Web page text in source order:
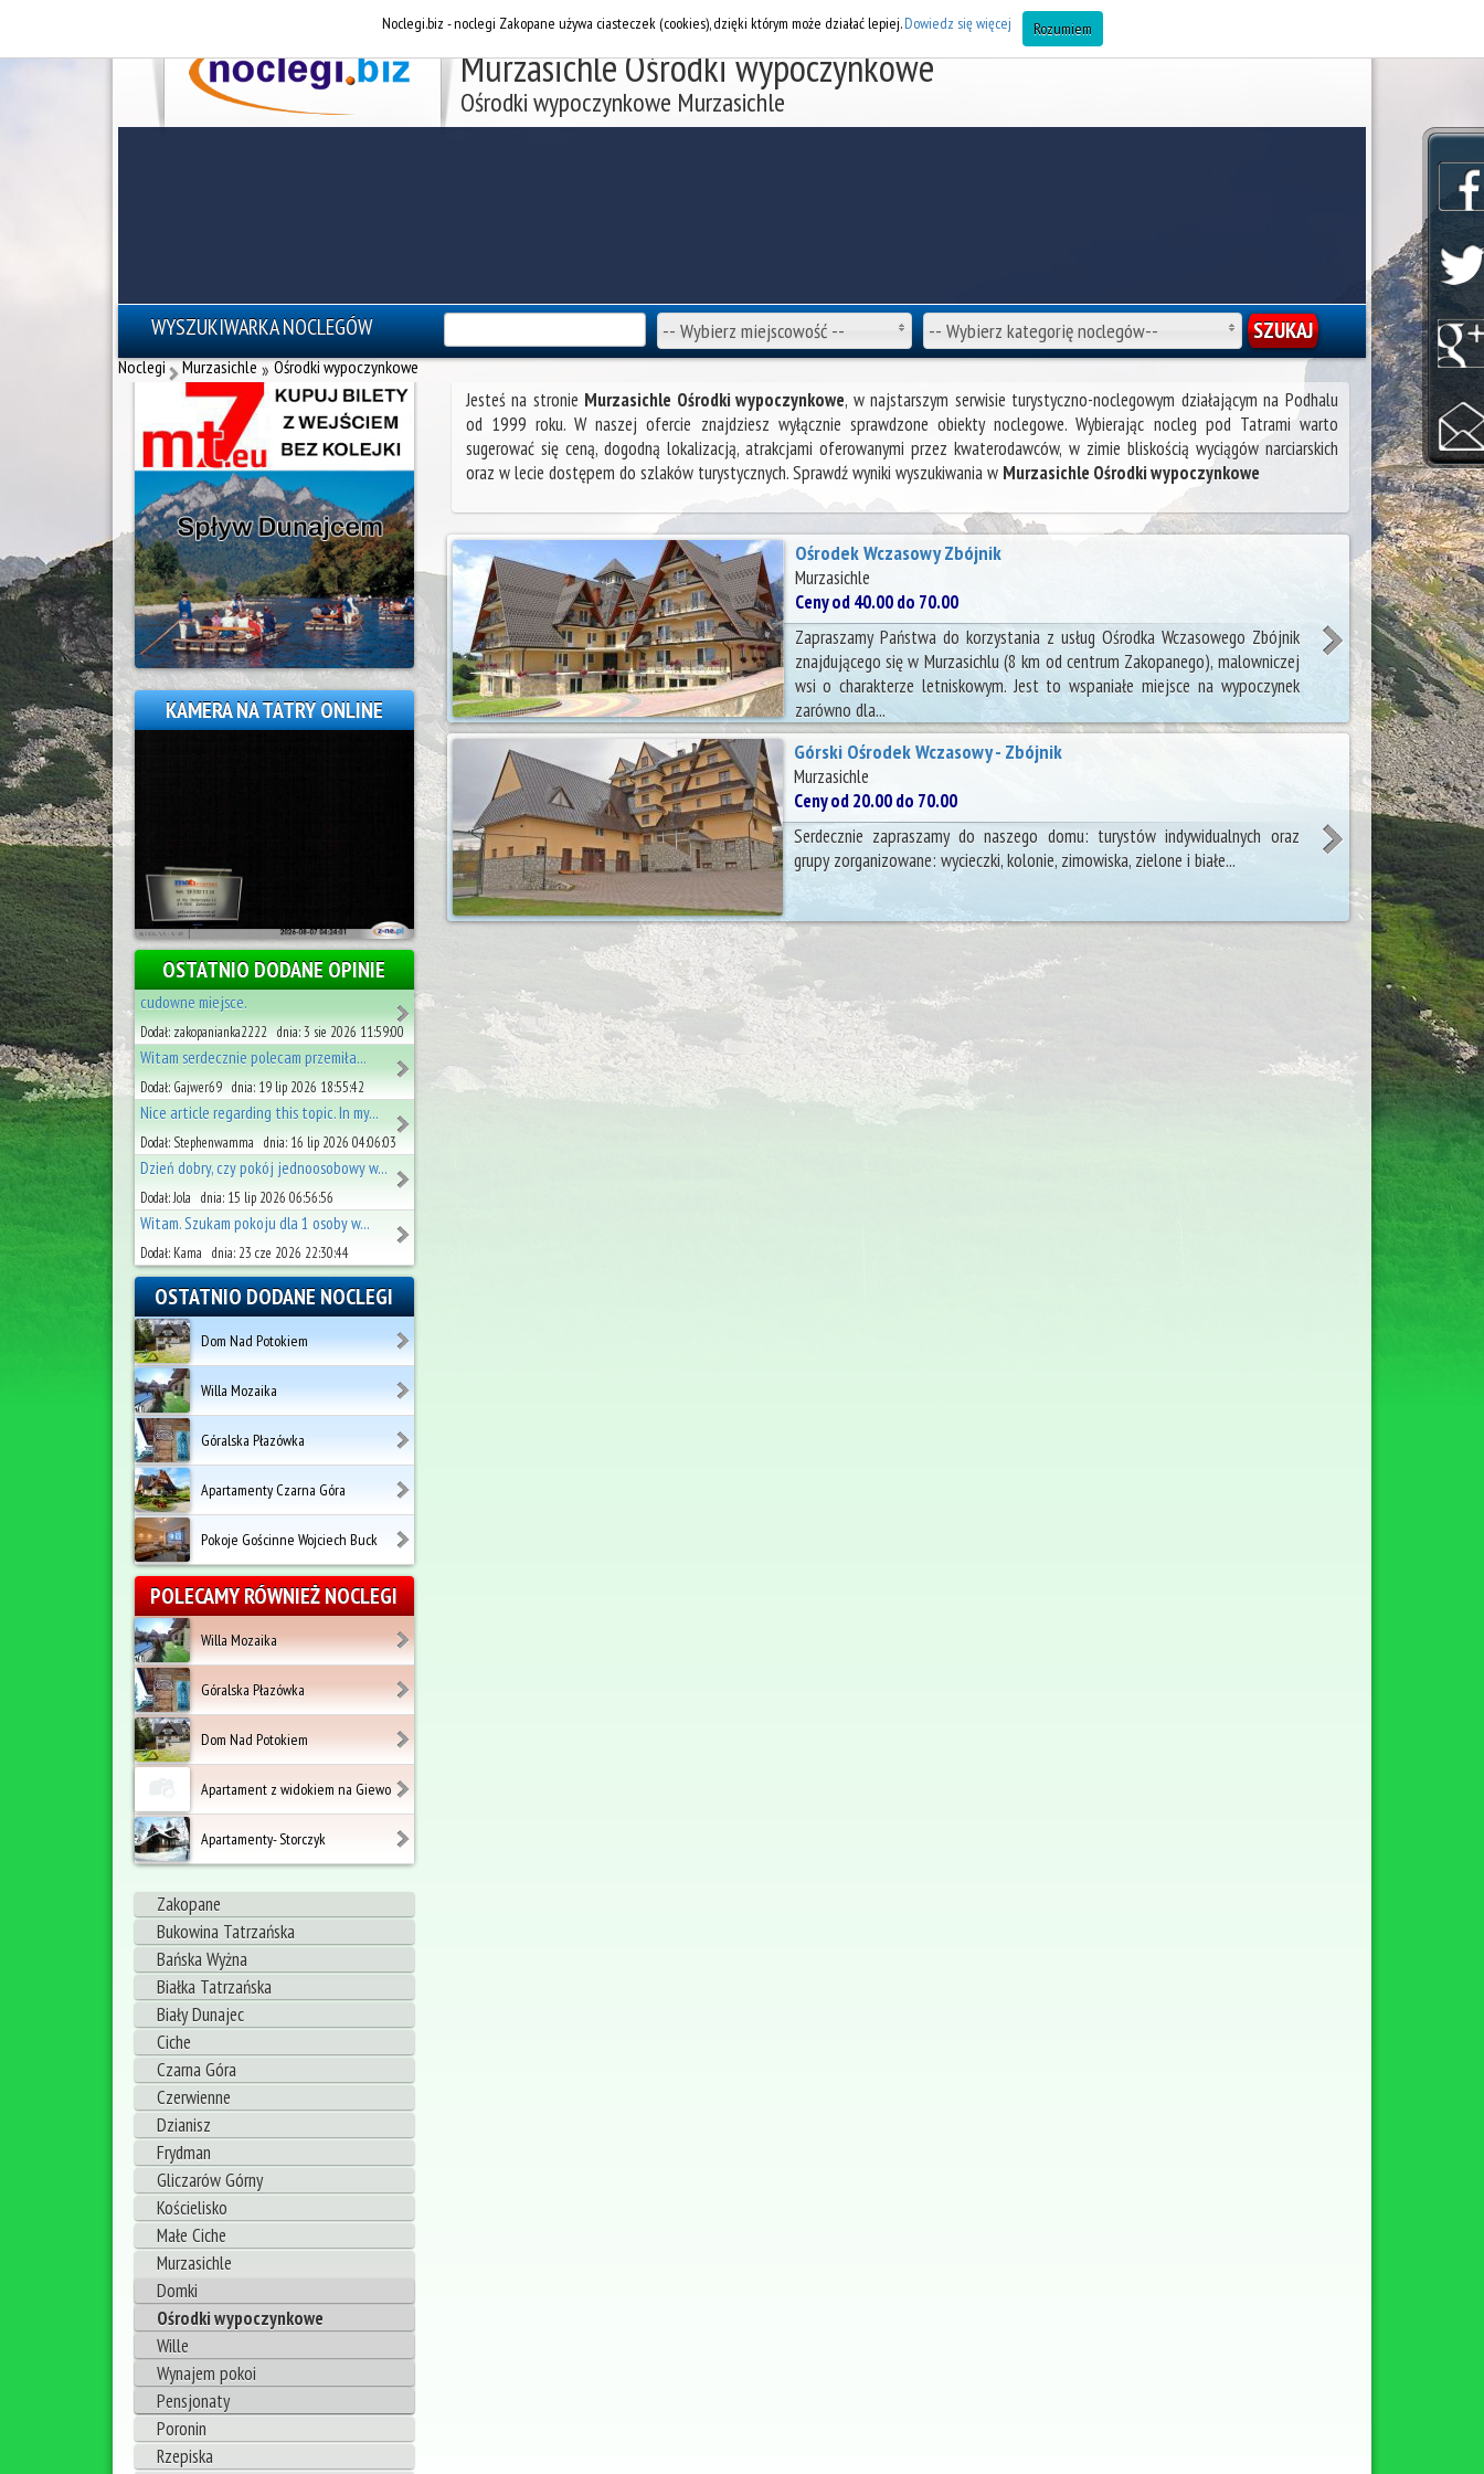
DODAJ OBIEKT DO BAZY (Noclegi Zakopane) »
Murzasichle Ośrodki wypoczynkowe
Ośrodki wypoczynkowe Murzasichle
WYSZUKIWARKA NOCLEGÓW -- Wybierz miejscowość -- -- Wybierz kategorię noclegów--
Noclegi Murzasichle»Ośrodki wypoczynkowe
Jesteś na stronie Murzasichle Ośrodki wypoczynkowe, w najstarszym serwisie turystyczno-noclegowym działającym na Podhalu
od 1999 roku. W naszej ofercie znajdziesz wyłącznie sprawdzone obiekty noclegowe. Wybierając nocleg pod Tatrami warto
sugerować się ceną, dogodną lokalizacją, atrakcjami oferowanymi przez kwaterodawców, w zimie bliskością wyciągów narciarskich
oraz w lecie dostępem do szlaków turystycznych. Sprawdź wyniki wyszukiwania w Murzasichle Ośrodki wypoczynkowe
Ośrodek Wczasowy Zbójnik
Murzasichle
Ceny od 40.00 do 70.00
Zapraszamy Państwa do korzystania z usług Ośrodka Wczasowego Zbójnik
znajdującego się w Murzasichlu (8 km od centrum Zakopanego), malowniczej
wsi o charakterze letniskowym. Jest to wspaniałe miejsce na wypoczynek
zarówno dla...
Górski Ośrodek Wczasowy - Zbójnik
Murzasichle
Ceny od 20.00 do 70.00
Serdecznie zapraszamy do naszego domu: turystów indywidualnych oraz
grupy zorganizowane: wycieczki, kolonie, zimowiska, zielone i białe...
reklama - noclegi Zakopane
KAMERA NA TATRY ONLINE
OSTATNIO DODANE OPINIE
cudowne miejsce.
Dodał: zakopanianka2222 dnia: 3 sie 2026 11:59:00
Witam serdecznie polecam przemiła...
Dodał: Gajwer69 dnia: 19 lip 2026 18:55:42
Nice article regarding this topic. In my...
Dodał: Stephenwamma dnia: 16 lip 2026 04:06:03
Dzień dobry, czy pokój jednoosobowy w...
Dodał: Jola dnia: 15 lip 2026 06:56:56
Witam. Szukam pokoju dla 1 osoby w...
Dodał: Kama dnia: 23 cze 2026 22:30:44
OSTATNIO DODANE NOCLEGI
Dom Nad Potokiem
Willa Mozaika
Góralska Płazówka
Apartamenty Czarna Góra
Pokoje Gościnne Wojciech Buck
POLECAMY RÓWNIEŻ NOCLEGI
Willa Mozaika
Góralska Płazówka
Dom Nad Potokiem
Apartament z widokiem na Giewo
Apartamenty- Storczyk
Zakopane
Bukowina Tatrzańska
Bańska Wyżna
Białka Tatrzańska
Biały Dunajec
Ciche
Czarna Góra
Czerwienne
Dzianisz
Frydman
Gliczarów Górny
Kościelisko
Małe Ciche
Murzasichle
Domki
Ośrodki wypoczynkowe
Wille
Wynajem pokoi
Pensjonaty
Poronin
Rzepiska
Noclegi.biz - noclegi Zakopane używa ciasteczek (cookies), dzięki którym może działać lepiej.Dowiedz się więcej Rozumiem